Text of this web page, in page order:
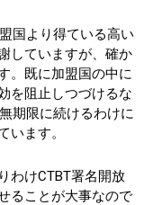
国より得ている高い
していますが、確か
。既に加盟国の中に
を阻止しつづけるな
期限に続けるわけに
います。
わけCTBT署名開放
ることが大事なので